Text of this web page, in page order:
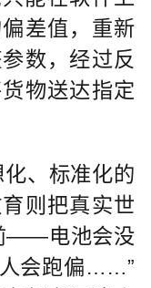
差值，重新
数，经过反
物送达指定
、标准化的
则把真实世
——电池会没
人会跑偏……”